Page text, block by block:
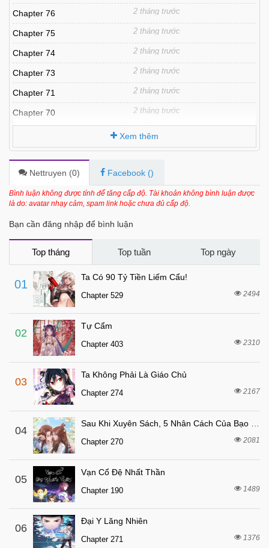
Chapter 76 2 tháng trước
Chapter 75 2 tháng trước
Chapter 74 2 tháng trước
Chapter 73 2 tháng trước
Chapter 71 2 tháng trước
Chapter 70 2 tháng trước
Chapter 68 2 tháng trước
Chapter 67 2 tháng trước
Chapter 66 2 tháng trước
2 tháng trước
Chapter 63 2 tháng trước
Chapter 62
Chapter 61
Chapter 60
Chapter 59
Chapter 58
Chapter 57
Chapter 56
Chapter 55 2 tháng trước
Chapter 54 2 tháng trước
Chapter 53
Chapter 52 2 tháng trước
Chapter 51
Chapter 50 2 tháng trước
Chapter 49
Xem thêm
Nettruyen (0) Facebook ()
Bình luận không được tính để tăng cấp độ. Tài khoản không bình luận được
là do: avatar nhạy cảm, spam link hoặc chưa đủ cấp độ.
Bạn cần đăng nhập để bình luận
Top tháng Top tuần Top ngày
01
Ta Có 90 Tỷ Tiền Liếm Cẩu!
Chapter 529 2494
02
Tự Cẩm
Chapter 403 2310
03
Ta Không Phải Là Giáo Chủ
Chapter 274 2167
04
Chapter 270 2081
05
Vạn Cổ Đệ Nhất Thần
Chapter 190 1489
06
Đại Y Lăng Nhiên
Chapter 271 1376